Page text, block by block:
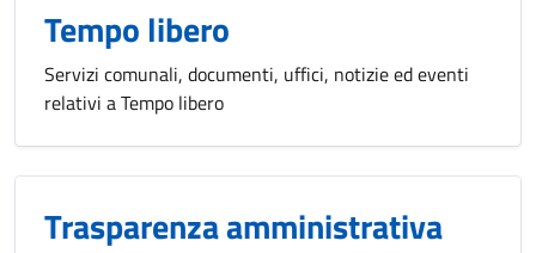
Tempo libero
Servizi comunali, documenti, uffici, notizie ed eventi
relativi a Tempo libero
Trasparenza amministrativa